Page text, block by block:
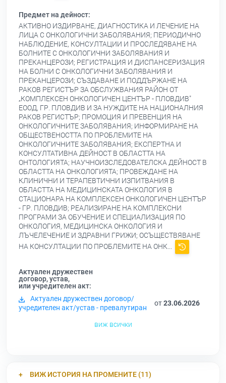
Предмет на дейност:
АКТИВНО ИЗДИРВАНЕ, ДИАГНОСТИКА И ЛЕЧЕНИЕ НА
ЛИЦА С ОНКОЛОГИЧНИ ЗАБОЛЯВАНИЯ; ПЕРИОДИЧНО
НАБЛЮДЕНИЕ, КОНСУЛТАЦИИ И ПРОСЛЕДЯВАНЕ НА
БОЛНИТЕ С ОНКОЛОГИЧНИ ЗАБОЛЯВАНИЯ И
ПРЕКАНЦЕРОЗИ; РЕГИСТРАЦИЯ И ДИСПАНСЕРИЗАЦИЯ
НА БОЛНИ С ОНКОЛОГИЧНИ ЗАБОЛЯВАНИЯ И
ПРЕКАНЦЕРОЗИ; СЪЗДАВАНЕ И ПОДДЪРЖАНЕ НА
РАКОВ РЕГИСТЪР ЗА ОБСЛУЖВАНИЯ РАЙОН ОТ
„КОМПЛЕКСЕН ОНКОЛОГИЧЕН ЦЕНТЪР - ПЛОВДИВ"
ЕООД, ГР. ПЛОВДИВ И ЗА НУЖДИТЕ НА НАЦИОНАЛНИЯ
РАКОВ РЕГИСТЪР; ПРОМОЦИЯ И ПРЕВЕНЦИЯ НА
ОНКОЛОГИЧНИТЕ ЗАБОЛЯВАНИЯ; ИНФОРМИРАНЕ НА
ОБЩЕСТВЕНОСТТА ПО ПРОБЛЕМИТЕ НА
ОНКОЛОГИЧНИТЕ ЗАБОЛЯВАНИЯ; ЕКСПЕРТНА И
КОНСУЛТАТИВНА ДЕЙНОСТ В ОБЛАСТТА НА
ОНТОЛОГИЯТА; НАУЧНОИЗСЛЕДОВАТЕЛСКА ДЕЙНОСТ В
ОБЛАСТТА НА ОНКОЛОГИЯТА; ПРОВЕЖДАНЕ НА
КЛИНИЧНИ И ТЕРАПЕВТИЧНИ ИЗПИТВАНИЯ В
ОБЛАСТТА НА МЕДИЦИНСКАТА ОНКОЛОГИЯ В
СТАЦИОНАРА НА КОМПЛЕКСЕН ОНКОЛОГИЧЕН ЦЕНТЪР
- ГР. ПЛОВДИВ; РЕАЛИЗИРАНЕ НА КОМПЛЕКСНИ
ПРОГРАМИ ЗА ОБУЧЕНИЕ И СПЕЦИАЛИЗАЦИЯ ПО
ОНКОЛОГИЯ, МЕДИЦИНСКА ОНКОЛОГИЯ И
ЛЪЧЕЛЕЧЕНИЕ И ЗДРАВНИ ГРИЖИ; ОСЪЩЕСТВЯВАНЕ
НА КОНСУЛТАЦИИ ПО ПРОБЛЕМИТЕ НА ОНК...
Актуален дружествен
договор, устав,
или учредителен акт:
Актуален дружествен договор/
учредителен акт/устав - превалутиран
от23.06.2026
виж всички
ВИЖ ИСТОРИЯ НА ПРОМЕНИТЕ (11)